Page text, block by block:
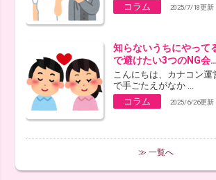
コラム
2025/7/18更新
知らないうちにやって
で避けたい3つのNG会…
こんにちは、カナコン運
で手ごたえがなか ...
コラム
2025/6/26更新
≫ 一覧へ